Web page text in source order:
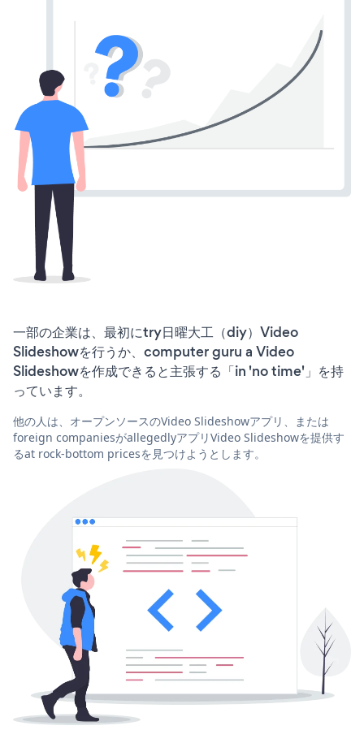
一部の企業は、最初にtry日曜大工（diy）Video
Slideshowを行うか、computer guru a Video
Slideshowを作成できると主張する「in 'no time'」を持
っています。
他の人は、オープンソースのVideo Slideshowアプリ、または
foreign companiesがallegedlyアプリVideo Slideshowを提供す
るat rock-bottom pricesを見つけようとします。